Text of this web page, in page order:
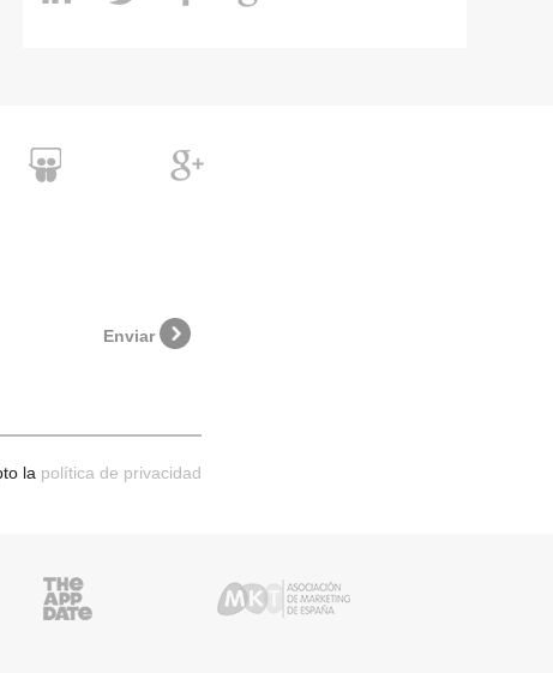
Enviar
la política de privacidad
AppDate Partner